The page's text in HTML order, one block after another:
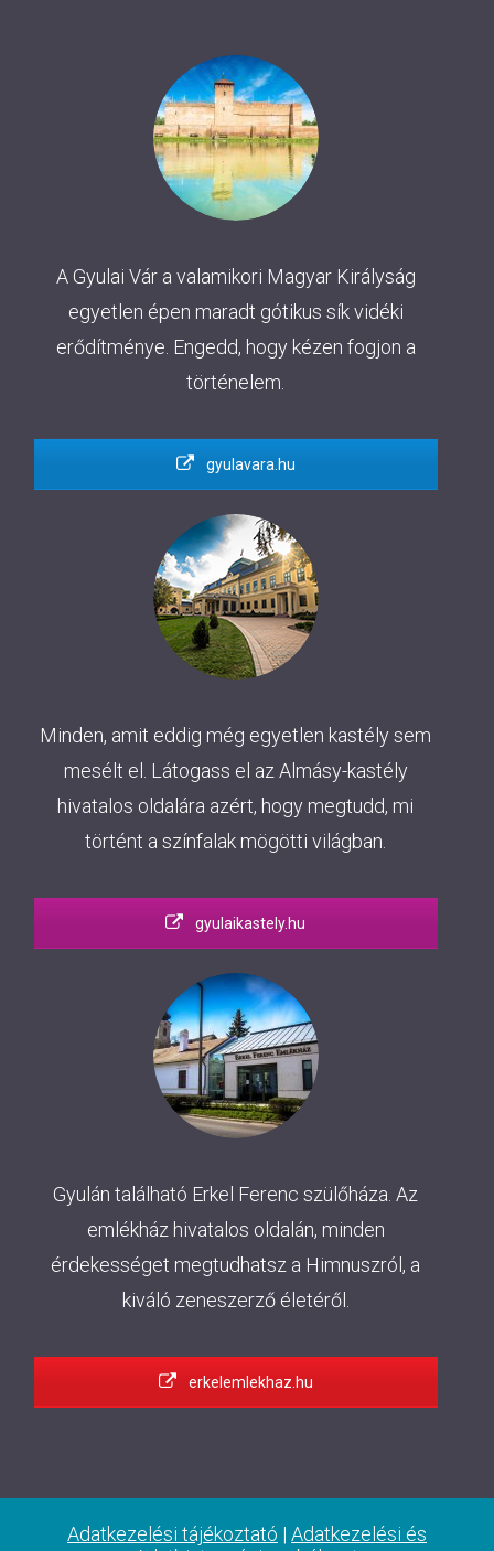
A Gyulai Vár a valamikori Magyar Királyság
egyetlen épen maradt gótikus sík vidéki
erődítménye. Engedd, hogy kézen fogjon a
történelem.
gyulavara.hu
Minden, amit eddig még egyetlen kastély sem
mesélt el. Látogass el az Almásy-kastély
hivatalos oldalára azért, hogy megtudd, mi
történt a színfalak mögötti világban.
gyulaikastely.hu
Gyulán található Erkel Ferenc szülőháza. Az
emlékház hivatalos oldalán, minden
érdekességet megtudhatsz a Himnuszról, a
kiváló zeneszerző életéről.
erkelemlekhaz.hu
Adatkezelési tájékoztató | Adatkezelési és